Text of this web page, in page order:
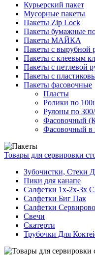
Курьерский пакет
Мусорные пакеты
Пакеты Zip Lock
Пакеты бумажные
Пакеты МАЙКА
Пакеты с вырубной
Пакеты с клеевым
Пакеты с петлевой
Пакеты с
Пакеты фасовочные
Пласты
Ролики по
Рулоны по
Фасовочный
Фасовочный в
Товары для сервировки
Зубочистки,
Пики для канапе
Салфетки 1х-2х-3х
Салфетки Биг Пак
Салфетки
Свечи
Скатерти
Трубочки Для